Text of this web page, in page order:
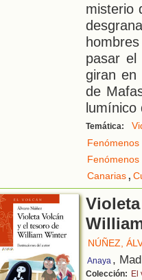
misterio
pasar
giran en
de
lumínico
Temática:
Canarias,
NÚÑEZ,
Anaya ,
Colección: El